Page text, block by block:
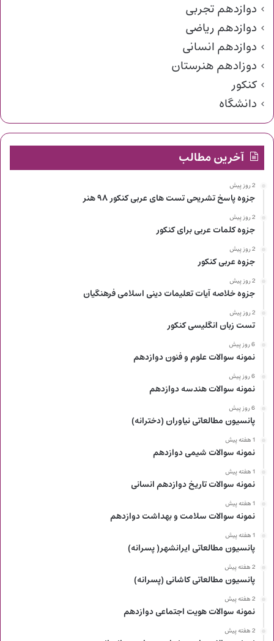
دوازدهم تجربی
دوازدهم ریاضی
دوازدهم انسانی
دوزادهم هنرستان
کنکور
دانشگاه
آخرین مطالب
2 روز پیش
جزوه پاسخ تشریحی تست های عربی کنکور ۹۸ هنر
2 روز پیش
جزوه کلمات عربی برای کنکور
2 روز پیش
جزوه عربی کنکور
2 روز پیش
جزوه خلاصه آیات تعلیمات دینی اسلامی فرهنگیان
2 روز پیش
تست زبان انگلیسی کنکور
6 روز پیش
نمونه سوالات علوم و فنون دوازدهم
6 روز پیش
نمونه سوالات هندسه دوازدهم
6 روز پیش
پانسیون مطالعاتی نیاوران (دخترانه)
1 هفته پیش
نمونه سوالات شیمی دوازدهم
1 هفته پیش
نمونه سوالات تاریخ دوازدهم انسانی
1 هفته پیش
نمونه سوالات سلامت و بهداشت دوازدهم
1 هفته پیش
پانسیون مطالعاتی ایرانشهر( پسرانه)
2 هفته پیش
پانسیون مطالعاتی کاشانی (پسرانه)
2 هفته پیش
نمونه سوالات هویت اجتماعی دوازدهم
2 هفته پیش